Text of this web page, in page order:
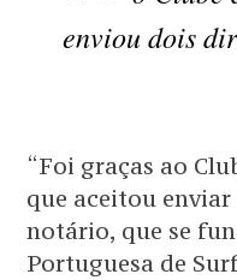
enviou dois
“Foi graças ao
que aceitou
notário, que se
Portuguesa de